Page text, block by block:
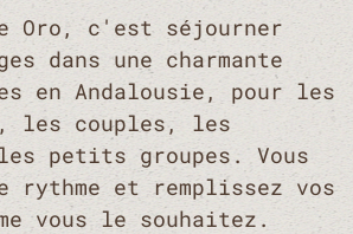
Oro, c'est séjourner
dans une charmante
en Andalousie, pour les
les couples, les
petits groupes. Vous
rythme et remplissez vos
vous le souhaitez.